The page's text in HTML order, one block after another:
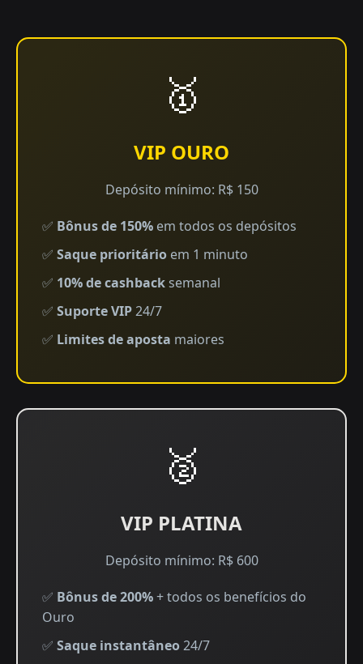
🥇
VIP OURO
Depósito mínimo: R$ 150
✅ Bônus de 150% em todos os depósitos
✅ Saque prioritário em 1 minuto
✅ 10% de cashbacksemanal
✅ Suporte VIP24/7
✅ Limites de aposta maiores
🥈
VIP PLATINA
Depósito mínimo: R$ 600
✅ Bônus de 200%+ todos os benefícios do
Ouro
✅ Saque instantâneo24/7